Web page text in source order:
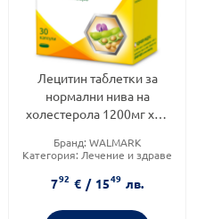
Лецитин таблетки за
нормални нива на
холестерола 1200мг х30
Бранд: WALMARK
Категория: Лечение и здраве
792 € / 1549 лв.